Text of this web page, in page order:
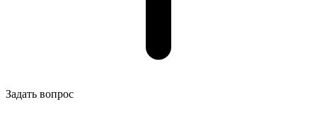
Задать вопрос